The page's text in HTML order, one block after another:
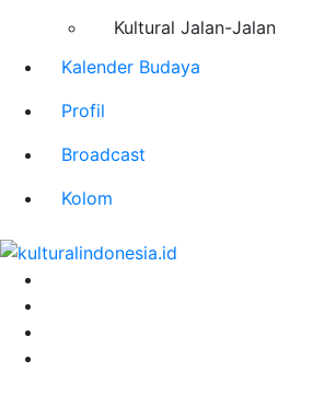
Kultural Jalan-Jalan
Kalender Budaya
Profil
Broadcast
Kolom